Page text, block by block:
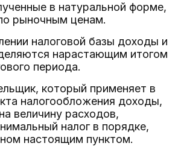
в натуральной форме,
рыночным ценам.
налоговой базы доходы и
нарастающим итогом
периода.
который применяет в
налогообложения доходы,
величину расходов,
налог в порядке,
настоящим пунктом.